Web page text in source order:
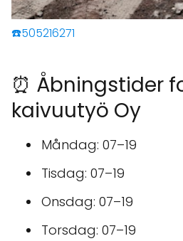
☎️505216271
⏰ Åbningstider
kaivuutyö Oy
Måndag: 07–19
Tisdag: 07–19
Onsdag: 07–19
Torsdag: 07–19